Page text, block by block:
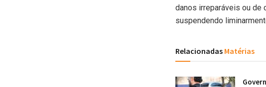
danos irreparáveis ou de
suspendendo
Relacionadas Matérias